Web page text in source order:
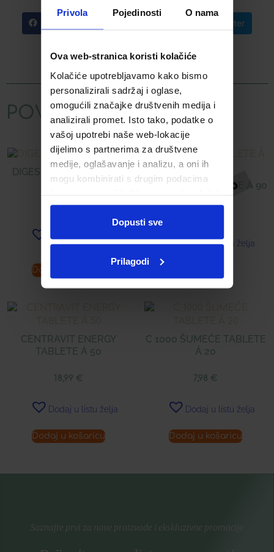
Privola Pojedinosti O nama
Ova web-stranica koristi kolačiće
Kolačiće upotrebljavamo kako bismo
personalizirali sadržaj i oglase,
omogućili značajke društvenih medija i
analizirali promet. Isto tako, podatke o
vašoj upotrebi naše web-lokacije
dijelimo s partnerima za društvene
medije, oglašavanje i analizu, a oni ih
mogu kombinirati s drugim podacima
ste upotrebljavali njihove usluge.
Dopusti sve
Prilagodi
Twitter
WhatsApp Email
POVEZANI PROIZVODI
DIGESTIN TABLETE Á 30
Dodaj u listu želja
Dodaj u košaricu
CENTRAVIT TABLETE Á 90
Dodaj u listu želja
CENTRAVIT ENERGY
TABLETE Á 50
18,99 €
Dodaj u listu želja
Dodaj u košaricu
C 1000 ŠUMEĆE TABLETE
Á 20
7,98 €
Dodaj u listu želja
Dodaj u košaricu
Saznajte prvi za nove proizvode i ekskluzivne promocije